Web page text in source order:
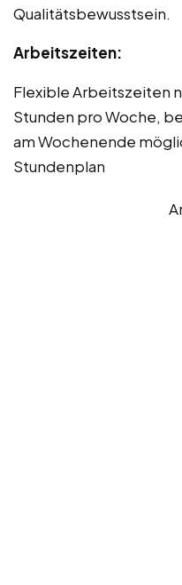
Qualitätsbewusstsein.
Arbeitszeiten:
Flexible Arbeitszeiten
Stunden pro Woche,
am Wochenende
Stundenplan